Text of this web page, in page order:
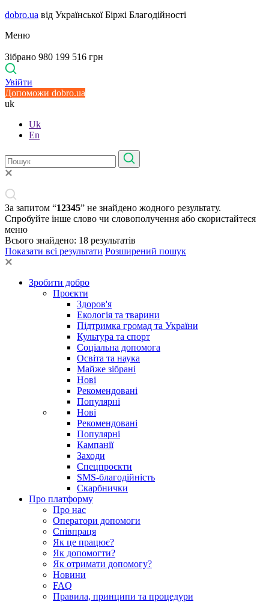
dobro.ua від Української Біржі Благодійності
Меню
Зібрано 980 199 516 грн
Увійти
Допоможи dobro.ua
uk
Uk
En
За запитом “12345” не знайдено жодного результату.
Спробуйте інше слово чи словополучення або скористайтеся
меню
Всього знайдено: 18 результатів
Показати всі результати Розширений пошук
Зробити добро
Проєкти
Здоров'я
Екологія та тварини
Підтримка громад та України
Культура та спорт
Соціальна допомога
Освіта та наука
Майже зібрані
Нові
Рекомендовані
Популярні
Нові
Рекомендовані
Популярні
Кампанії
Заходи
Спецпроєкти
SMS-благодійність
Скарбнички
Про платформу
Про нас
Оператори допомоги
Співпраця
Як це працює?
Як допомогти?
Як отримати допомогу?
Новини
FAQ
Правила, принципи та процедури